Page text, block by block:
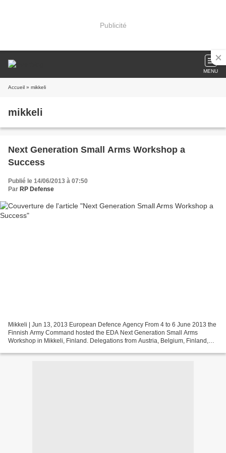
Publicité
MENU
Accueil » mikkeli
mikkeli
Next Generation Small Arms Workshop a
Success
Publié le 14/06/2013 à 07:50
Par RP Defense
Mikkeli | Jun 13, 2013 European Defence Agency From 4 to 6 June 2013 the
Finnish Army Command hosted the EDA Next Generation Small Arms
Workshop in Mikkeli, Finland. Delegations from Austria, Belgium, Finland,